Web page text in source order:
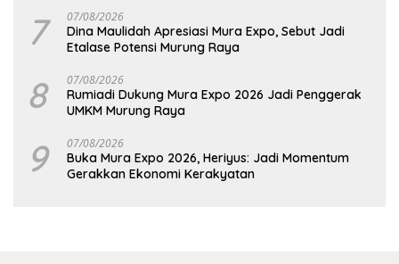
7 07/08/2026
Dina Maulidah Apresiasi Mura Expo, Sebut Jadi
Etalase Potensi Murung Raya
8 07/08/2026
Rumiadi Dukung Mura Expo 2026 Jadi Penggerak
UMKM Murung Raya
9 07/08/2026
Buka Mura Expo 2026, Heriyus: Jadi Momentum
Gerakkan Ekonomi Kerakyatan